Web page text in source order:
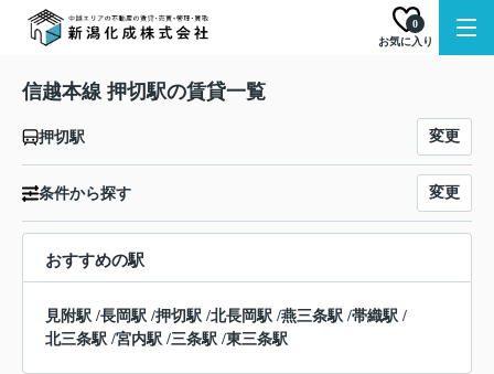
お気に入り
0
信越本線 押切駅の賃貸一覧
押切駅 変更
条件から探す 変更
おすすめの駅
見附駅 /長岡駅 /押切駅 /北長岡駅 /燕三条駅 /帯織駅 /
北三条駅 /宮内駅 /三条駅 /東三条駅